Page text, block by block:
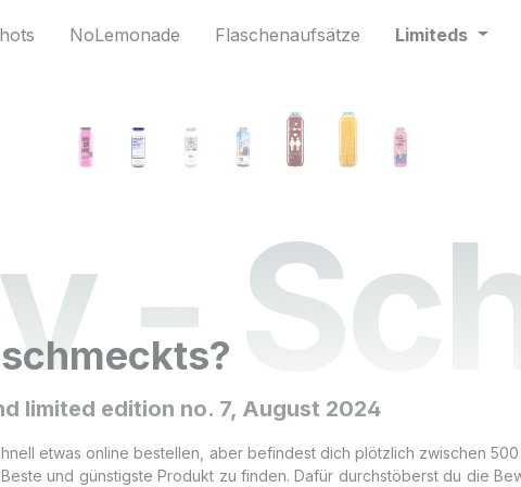
NoLemonade Flaschenaufsätze Limiteds
-
limited edition no. 7, August 2024
etwas online bestellen, aber befindest dich plötzlich zwischen
und günstigste Produkt zu finden. Dafür durchstöberst du die